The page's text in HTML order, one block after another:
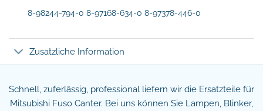
8-98244-794-0 8-97168-634-0 8-97378-446-0
Zusätzliche Information
Schnell, zuferlässig, professional liefern wir die Ersatzteile für
Mitsubishi Fuso Canter. Bei uns können Sie Lampen, Blinker,